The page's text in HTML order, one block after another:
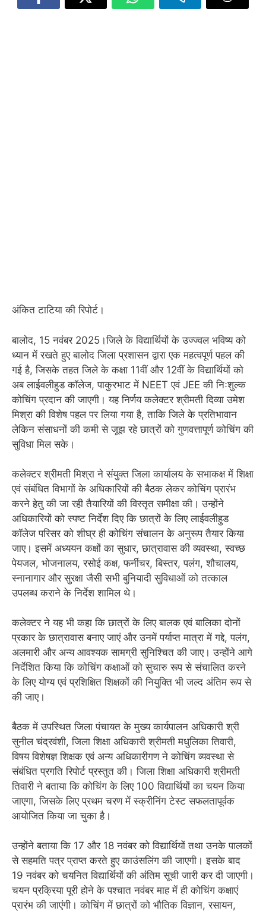
अंकित टाटिया की रिपोर्ट।
बालोद, 15 नवंबर 2025।जिले के विद्यार्थियों के उज्ज्वल भविष्य को
ध्यान में रखते हुए बालोद जिला प्रशासन द्वारा एक महत्वपूर्ण पहल की
गई है, जिसके तहत जिले के कक्षा 11वीं और 12वीं के विद्यार्थियों को
अब लाईवलीहुड कॉलेज, पाकुरभाट में NEET एवं JEE की निःशुल्क
कोचिंग प्रदान की जाएगी। यह निर्णय कलेक्टर श्रीमती दिव्या उमेश
मिश्रा की विशेष पहल पर लिया गया है, ताकि जिले के प्रतिभावान
लेकिन संसाधनों की कमी से जूझ रहे छात्रों को गुणवत्तापूर्ण कोचिंग की
सुविधा मिल सके।
कलेक्टर श्रीमती मिश्रा ने संयुक्त जिला कार्यालय के सभाकक्ष में शिक्षा
एवं संबंधित विभागों के अधिकारियों की बैठक लेकर कोचिंग प्रारंभ
करने हेतु की जा रही तैयारियों की विस्तृत समीक्षा की। उन्होंने
अधिकारियों को स्पष्ट निर्देश दिए कि छात्रों के लिए लाईवलीहुड
कॉलेज परिसर को शीघ्र ही कोचिंग संचालन के अनुरूप तैयार किया
जाए। इसमें अध्ययन कक्षों का सुधार, छात्रावास की व्यवस्था, स्वच्छ
पेयजल, भोजनालय, रसोई कक्ष, फर्नीचर, बिस्तर, पलंग, शौचालय,
स्नानागार और सुरक्षा जैसी सभी बुनियादी सुविधाओं को तत्काल
उपलब्ध कराने के निर्देश शामिल थे।
कलेक्टर ने यह भी कहा कि छात्रों के लिए बालक एवं बालिका दोनों
प्रकार के छात्रावास बनाए जाएं और उनमें पर्याप्त मात्रा में गद्दे, पलंग,
अलमारी और अन्य आवश्यक सामग्री सुनिश्चित की जाए। उन्होंने आगे
निर्देशित किया कि कोचिंग कक्षाओं को सुचारु रूप से संचालित करने
के लिए योग्य एवं प्रशिक्षित शिक्षकों की नियुक्ति भी जल्द अंतिम रूप से
की जाए।
बैठक में उपस्थित जिला पंचायत के मुख्य कार्यपालन अधिकारी श्री
सुनील चंद्रवंशी, जिला शिक्षा अधिकारी श्रीमती मधुलिका तिवारी,
विषय विशेषज्ञ शिक्षक एवं अन्य अधिकारीगण ने कोचिंग व्यवस्था से
संबंधित प्रगति रिपोर्ट प्रस्तुत की। जिला शिक्षा अधिकारी श्रीमती
तिवारी ने बताया कि कोचिंग के लिए 100 विद्यार्थियों का चयन किया
जाएगा, जिसके लिए प्रथम चरण में स्क्रीनिंग टेस्ट सफलतापूर्वक
आयोजित किया जा चुका है।
उन्होंने बताया कि 17 और 18 नवंबर को विद्यार्थियों तथा उनके पालकों
से सहमति पत्र प्राप्त करते हुए काउंसलिंग की जाएगी। इसके बाद
19 नवंबर को चयनित विद्यार्थियों की अंतिम सूची जारी कर दी जाएगी।
चयन प्रक्रिया पूरी होने के पश्चात नवंबर माह में ही कोचिंग कक्षाएं
प्रारंभ की जाएंगी। कोचिंग में छात्रों को भौतिक विज्ञान, रसायन,